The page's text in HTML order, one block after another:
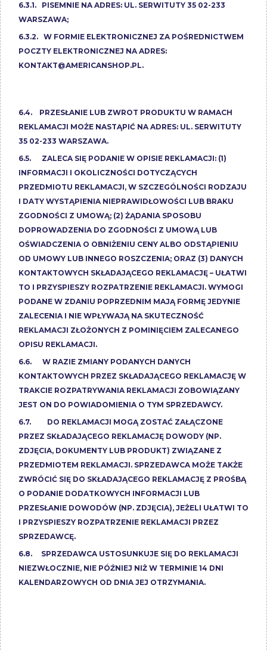
6.3.1. PISEMNIE NA ADRES: UL. SERWITUTY 35 02-233
WARSZAWA;
6.3.2. W FORMIE ELEKTRONICZNEJ ZA POŚREDNICTWEM
POCZTY ELEKTRONICZNEJ NA ADRES:
KONTAKT@AMERICANSHOP.PL.
6.4. PRZESŁANIE LUB ZWROT PRODUKTU W RAMACH
REKLAMACJI MOŻE NASTĄPIĆ NA ADRES: UL. SERWITUTY
35 02-233 WARSZAWA.
6.5. ZALECA SIĘ PODANIE W OPISIE REKLAMACJI: (1)
INFORMACJI I OKOLICZNOŚCI DOTYCZĄCYCH
PRZEDMIOTU REKLAMACJI, W SZCZEGÓLNOŚCI RODZAJU
I DATY WYSTĄPIENIA NIEPRAWIDŁOWOŚCI LUB BRAKU
ZGODNOŚCI Z UMOWĄ; (2) ŻĄDANIA SPOSOBU
DOPROWADZENIA DO ZGODNOŚCI Z UMOWĄ LUB
OŚWIADCZENIA O OBNIŻENIU CENY ALBO ODSTĄPIENIU
OD UMOWY LUB INNEGO ROSZCZENIA; ORAZ (3) DANYCH
KONTAKTOWYCH SKŁADAJĄCEGO REKLAMACJĘ – UŁATWI
TO I PRZYSPIESZY ROZPATRZENIE REKLAMACJI. WYMOGI
PODANE W ZDANIU POPRZEDNIM MAJĄ FORMĘ JEDYNIE
ZALECENIA I NIE WPŁYWAJĄ NA SKUTECZNOŚĆ
REKLAMACJI ZŁOŻONYCH Z POMINIĘCIEM ZALECANEGO
OPISU REKLAMACJI.
6.6. W RAZIE ZMIANY PODANYCH DANYCH
KONTAKTOWYCH PRZEZ SKŁADAJĄCEGO REKLAMACJĘ W
TRAKCIE ROZPATRYWANIA REKLAMACJI ZOBOWIĄZANY
JEST ON DO POWIADOMIENIA O TYM SPRZEDAWCY.
6.7. DO REKLAMACJI MOGĄ ZOSTAĆ ZAŁĄCZONE
PRZEZ SKŁADAJĄCEGO REKLAMACJĘ DOWODY (NP.
ZDJĘCIA, DOKUMENTY LUB PRODUKT) ZWIĄZANE Z
PRZEDMIOTEM REKLAMACJI. SPRZEDAWCA MOŻE TAKŻE
ZWRÓCIĆ SIĘ DO SKŁADAJĄCEGO REKLAMACJĘ Z PROŚBĄ
O PODANIE DODATKOWYCH INFORMACJI LUB
PRZESŁANIE DOWODÓW (NP. ZDJĘCIA), JEŻELI UŁATWI TO
I PRZYSPIESZY ROZPATRZENIE REKLAMACJI PRZEZ
SPRZEDAWCĘ.
6.8. SPRZEDAWCA USTOSUNKUJE SIĘ DO REKLAMACJI
NIEZWŁOCZNIE, NIE PÓŹNIEJ NIŻ W TERMINIE 14 DNI
KALENDARZOWYCH OD DNIA JEJ OTRZYMANIA.